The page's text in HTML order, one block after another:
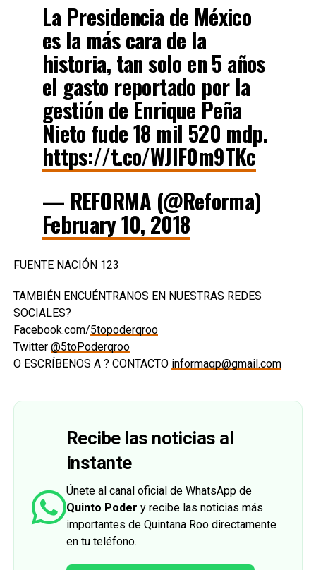
La Presidencia de México
es la más cara de la
historia, tan solo en 5 años
el gasto reportado por la
gestión de Enrique Peña
Nieto fude 18 mil 520 mdp.
https://t.co/WJIF0m9TKc
— REFORMA (@Reforma)
February 10, 2018
FUENTE NACIÓN 123
TAMBIÉN ENCUÉNTRANOS EN NUESTRAS REDES
SOCIALES?
Facebook.com/5topoderqroo
Twitter @5toPoderqroo
O ESCRÍBENOS A ? CONTACTO informaqp@gmail.com
Recibe las noticias al
instante
Únete al canal oficial de WhatsApp de
Quinto Poder y recibe las noticias más
importantes de Quintana Roo directamente
en tu teléfono.